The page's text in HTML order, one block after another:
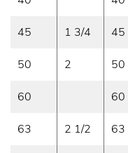
45 1 3/4 45
50 2 50
60 60
63 2 1/2 63